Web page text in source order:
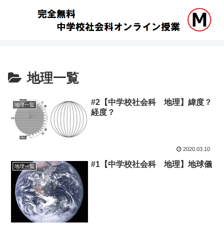
地理一覧
地理一覧
#2【中学校社会科 地理】緯度？
経度？
2020.03.10
地理一覧 #1【中学校社会科 地理】地球儀